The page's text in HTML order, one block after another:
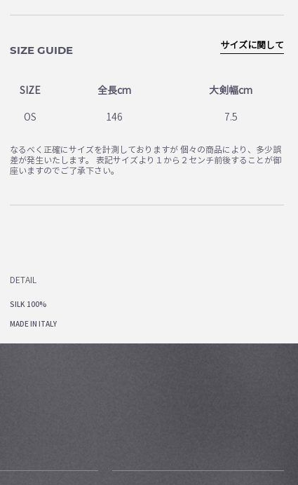
SIZE GUIDE
SIZE 全長cm 大剣幅cm
OS 146 7.5
サイズに関して
なるべく正確にサイズを計測しておりますが 個々の商品により、多少誤
差が発生いたします。 表記サイズより１から２センチ前後することが御
座いますのでご了承下さい。
DETAIL
SILK 100%
MADE IN ITALY